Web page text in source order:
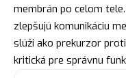
membrán po celom
zlepšujú komunikáciu
slúži ako prekurzor
kritická pre správnu